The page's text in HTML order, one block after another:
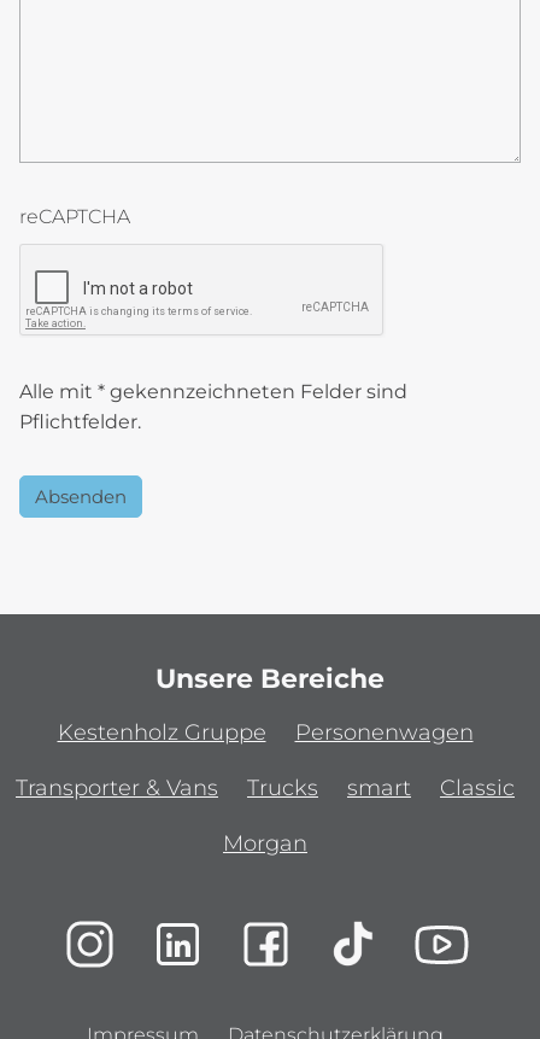
reCAPTCHA
BlRQ8WFqY
Alle mit * gekennzeichneten Felder sind
Pflichtfelder.
Absenden
Unsere Bereiche
Kestenholz Gruppe Personenwagen
Transporter & Vans Trucks smart Classic
Morgan
Impressum Datenschutzerklärung